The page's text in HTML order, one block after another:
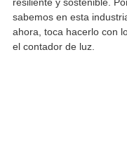
resiliente y sostenible.
sabemos en esta
ahora, toca hacerlo con
el contador de luz.